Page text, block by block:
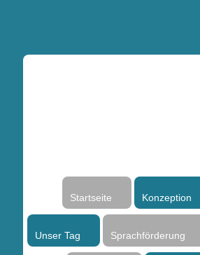
Startseite Konzeption
Unser Tag Sprachförderung